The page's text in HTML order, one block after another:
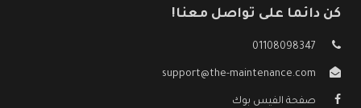
كن دائما على تواصل معنا!
01108098347
support@the-maintenance.com
صفحة الفيس بوك